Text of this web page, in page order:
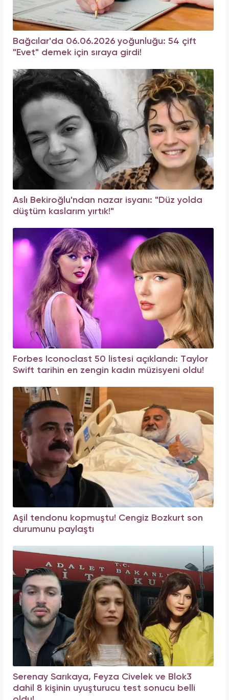
Bağcılar'da 06.06.2026 yoğunluğu: 54 çift
"Evet" demek için sıraya girdi!
Aslı Bekiroğlu'ndan nazar isyanı: "Düz yolda
düştüm kaslarım yırtık!"
Forbes Iconoclast 50 listesi açıklandı: Taylor
Swift tarihin en zengin kadın müzisyeni oldu!
Aşil tendonu kopmuştu! Cengiz Bozkurt son
durumunu paylaştı
Serenay Sarıkaya, Feyza Civelek ve Blok3
dahil 8 kişinin uyuşturucu test sonucu belli